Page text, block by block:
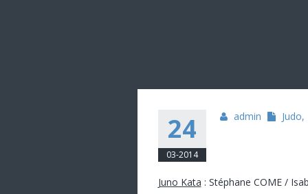
24
03-2014
admin Judo,
Juno Kata : Stéphane COME /